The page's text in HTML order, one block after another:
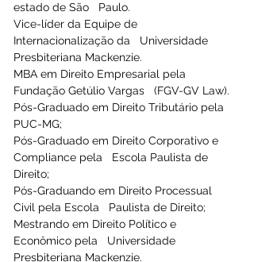
estado de São   Paulo.
Vice-líder da Equipe de
Internacionalização da   Universidade
Presbiteriana Mackenzie.
MBA em Direito Empresarial pela
Fundação Getúlio Vargas   (FGV-GV Law).
Pós-Graduado em Direito Tributário pela
PUC-MG;
Pós-Graduado em Direito Corporativo e
Compliance pela   Escola Paulista de
Direito;
Pós-Graduando em Direito Processual
Civil pela Escola   Paulista de Direito;
Mestrando em Direito Político e
Econômico pela   Universidade
Presbiteriana Mackenzie.